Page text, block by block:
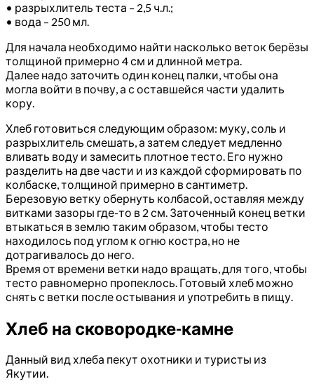
• разрыхлитель теста – 2,5 ч.л.;
• вода – 250 мл.
Для начала необходимо найти насколько веток берёзы
толщиной примерно 4 см и длинной метра.
Далее надо заточить один конец палки, чтобы она
могла войти в почву, а с оставшейся части удалить
кору.
Хлеб готовиться следующим образом: муку, соль и
разрыхлитель смешать, а затем следует медленно
вливать воду и замесить плотное тесто. Его нужно
разделить на две части и из каждой сформировать по
колбаске, толщиной примерно в сантиметр.
Березовую ветку обернуть колбасой, оставляя между
витками зазоры где-то в 2 см. Заточенный конец ветки
втыкаться в землю таким образом, чтобы тесто
находилось под углом к огню костра, но не
дотрагивалось до него.
Время от времени ветки надо вращать, для того, чтобы
тесто равномерно пропеклось. Готовый хлеб можно
снять с ветки после остывания и употребить в пищу.
Хлеб на сковородке-камне
Данный вид хлеба пекут охотники и туристы из
Якутии.